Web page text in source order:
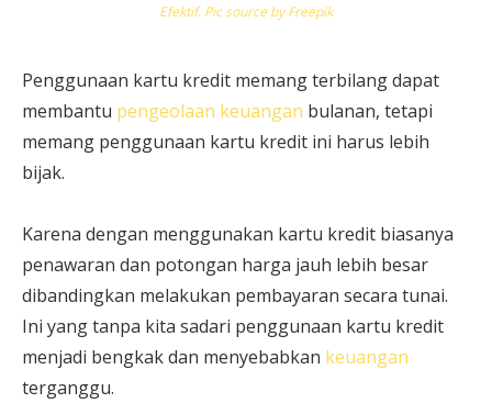
Efektif. Pic source by Freepik
Penggunaan kartu kredit memang terbilang dapat
membantu pengeolaan keuangan bulanan, tetapi
memang penggunaan kartu kredit ini harus lebih
bijak.
Karena dengan menggunakan kartu kredit biasanya
penawaran dan potongan harga jauh lebih besar
dibandingkan melakukan pembayaran secara tunai.
Ini yang tanpa kita sadari penggunaan kartu kredit
menjadi bengkak dan menyebabkan keuangan
terganggu.